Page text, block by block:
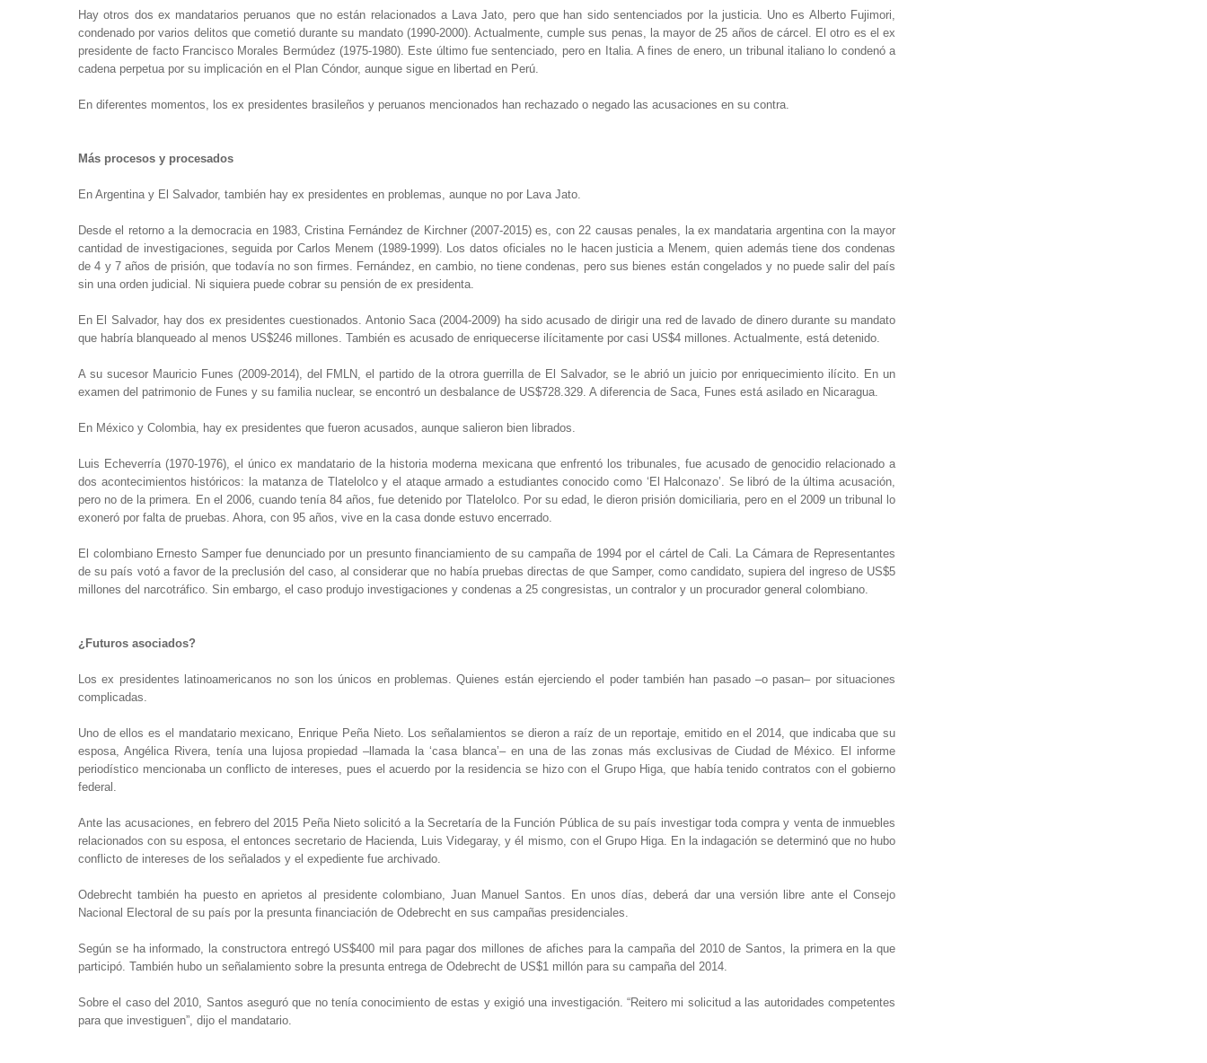
Hay otros dos ex mandatarios peruanos que no están relacionados a Lava Jato, pero que han sido sentenciados por la justicia. Uno es Alberto Fujimori,
condenado por varios delitos que cometió durante su mandato (1990-2000). Actualmente, cumple sus penas, la mayor de 25 años de cárcel. El otro es el ex
presidente de facto Francisco Morales Bermúdez (1975-1980). Este último fue sentenciado, pero en Italia. A fines de enero, un tribunal italiano lo condenó a
cadena perpetua por su implicación en el Plan Cóndor, aunque sigue en libertad en Perú.
En diferentes momentos, los ex presidentes brasileños y peruanos mencionados han rechazado o negado las acusaciones en su contra.
Más procesos y procesados
En Argentina y El Salvador, también hay ex presidentes en problemas, aunque no por Lava Jato.
Desde el retorno a la democracia en 1983, Cristina Fernández de Kirchner (2007-2015) es, con 22 causas penales, la ex mandataria argentina con la mayor
cantidad de investigaciones, seguida por Carlos Menem (1989-1999). Los datos oficiales no le hacen justicia a Menem, quien además tiene dos condenas
de 4 y 7 años de prisión, que todavía no son firmes. Fernández, en cambio, no tiene condenas, pero sus bienes están congelados y no puede salir del país
sin una orden judicial. Ni siquiera puede cobrar su pensión de ex presidenta.
En El Salvador, hay dos ex presidentes cuestionados. Antonio Saca (2004-2009) ha sido acusado de dirigir una red de lavado de dinero durante su mandato
que habría blanqueado al menos US$246 millones. También es acusado de enriquecerse ilícitamente por casi US$4 millones. Actualmente, está detenido.
A su sucesor Mauricio Funes (2009-2014), del FMLN, el partido de la otrora guerrilla de El Salvador, se le abrió un juicio por enriquecimiento ilícito. En un
examen del patrimonio de Funes y su familia nuclear, se encontró un desbalance de US$728.329. A diferencia de Saca, Funes está asilado en Nicaragua.
En México y Colombia, hay ex presidentes que fueron acusados, aunque salieron bien librados.
Luis Echeverría (1970-1976), el único ex mandatario de la historia moderna mexicana que enfrentó los tribunales, fue acusado de genocidio relacionado a
dos acontecimientos históricos: la matanza de Tlatelolco y el ataque armado a estudiantes conocido como ‘El Halconazo’. Se libró de la última acusación,
pero no de la primera. En el 2006, cuando tenía 84 años, fue detenido por Tlatelolco. Por su edad, le dieron prisión domiciliaria, pero en el 2009 un tribunal lo
exoneró por falta de pruebas. Ahora, con 95 años, vive en la casa donde estuvo encerrado.
El colombiano Ernesto Samper fue denunciado por un presunto financiamiento de su campaña de 1994 por el cártel de Cali. La Cámara de Representantes
de su país votó a favor de la preclusión del caso, al considerar que no había pruebas directas de que Samper, como candidato, supiera del ingreso de US$5
millones del narcotráfico. Sin embargo, el caso produjo investigaciones y condenas a 25 congresistas, un contralor y un procurador general colombiano.
¿Futuros asociados?
Los ex presidentes latinoamericanos no son los únicos en problemas. Quienes están ejerciendo el poder también han pasado –o pasan– por situaciones
complicadas.
Uno de ellos es el mandatario mexicano, Enrique Peña Nieto. Los señalamientos se dieron a raíz de un reportaje, emitido en el 2014, que indicaba que su
esposa, Angélica Rivera, tenía una lujosa propiedad –llamada la ‘casa blanca’– en una de las zonas más exclusivas de Ciudad de México. El informe
periodístico mencionaba un conflicto de intereses, pues el acuerdo por la residencia se hizo con el Grupo Higa, que había tenido contratos con el gobierno
federal.
Ante las acusaciones, en febrero del 2015 Peña Nieto solicitó a la Secretaría de la Función Pública de su país investigar toda compra y venta de inmuebles
relacionados con su esposa, el entonces secretario de Hacienda, Luis Videgaray, y él mismo, con el Grupo Higa. En la indagación se determinó que no hubo
conflicto de intereses de los señalados y el expediente fue archivado.
Odebrecht también ha puesto en aprietos al presidente colombiano, Juan Manuel Santos. En unos días, deberá dar una versión libre ante el Consejo
Nacional Electoral de su país por la presunta financiación de Odebrecht en sus campañas presidenciales.
Según se ha informado, la constructora entregó US$400 mil para pagar dos millones de afiches para la campaña del 2010 de Santos, la primera en la que
participó. También hubo un señalamiento sobre la presunta entrega de Odebrecht de US$1 millón para su campaña del 2014.
Sobre el caso del 2010, Santos aseguró que no tenía conocimiento de estas y exigió una investigación. “Reitero mi solicitud a las autoridades competentes
para que investiguen”, dijo el mandatario.